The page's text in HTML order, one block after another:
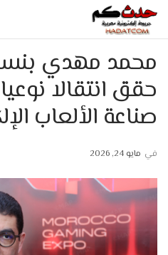
محمد مهدي
حقق انتقالا
صناعة الألعاب
في مايو 24, 2026